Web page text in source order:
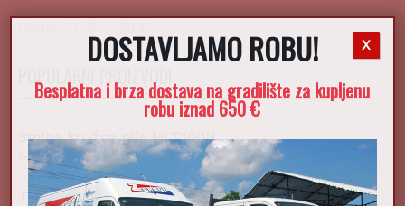
POPULARNI PROIZVODI
Stolna kružna pila MLT100N
949,00 €
Turbo vijak 7,5x132mm ZN
DOSTAVLJAMO ROBU!
Besplatna i brza dostava na gradilište za kupljenu
robu iznad 650 €
X